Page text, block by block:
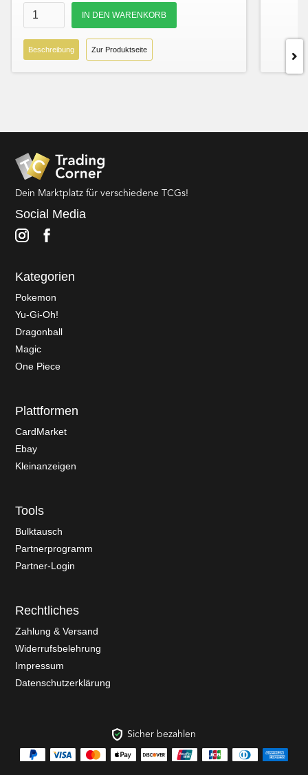
Beschreibung Zur Produktseite
Dein Marktplatz für verschiedene TCGs!
Social Media
Kategorien
Pokemon
Yu-Gi-Oh!
Dragonball
Magic
One Piece
Plattformen
CardMarket
Ebay
Kleinanzeigen
Tools
Bulktausch
Partnerprogramm
Partner-Login
Rechtliches
Zahlung & Versand
Widerrufsbelehrung
Impressum
Datenschutzerklärung
Sicher bezahlen